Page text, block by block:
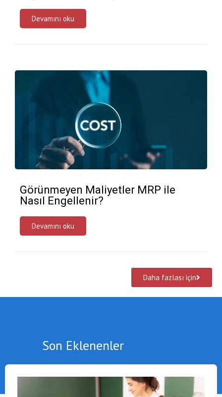
Devamını oku
Görünmeyen Maliyetler MRP ile
Nasıl Engellenir?
Devamını oku
Daha fazlası için
Son Eklenenler